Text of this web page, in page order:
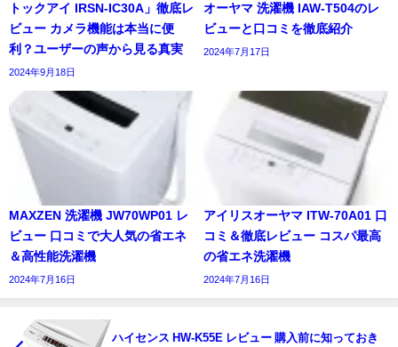
トックアイ IRSN-IC30A」徹底レ
ビュー カメラ機能は本当に便
利？ユーザーの声から見る真実
2024年9月18日
オーヤマ 洗濯機 IAW-T504のレ
ビューと口コミを徹底紹介
2024年7月17日
MAXZEN 洗濯機 JW70WP01 レ
ビュー 口コミで大人気の省エネ
＆高性能洗濯機
2024年7月16日
アイリスオーヤマ ITW-70A01 口
コミ＆徹底レビュー コスパ最高
の省エネ洗濯機
2024年7月16日
ハイセンス HW-K55E レビュー 購入前に知っておき